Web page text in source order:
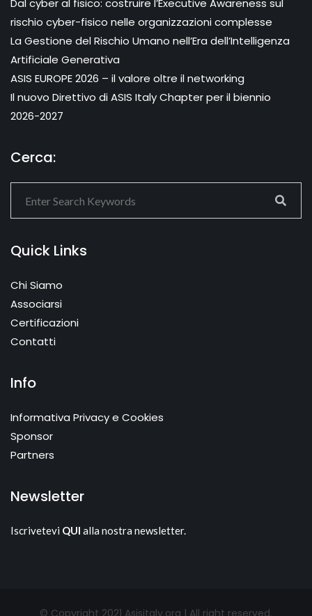
Dal cyber al fisico: costruire l’Executive Awareness sul
rischio cyber-fisico nelle organizzazioni complesse
La Gestione del Rischio Umano nell’Era dell’Intelligenza
Artificiale Generativa
ASIS EUROPE 2026 – il valore oltre il networking
Il nuovo Direttivo di ASIS Italy Chapter per il biennio
2026-2027
Cerca:
Quick Links
Chi Siamo
Associarsi
Certificazioni
Contatti
Info
Informativa Privacy e Cookies
Sponsor
Partners
Newsletter
Iscrivetevi QUI alla nostra newsletter.